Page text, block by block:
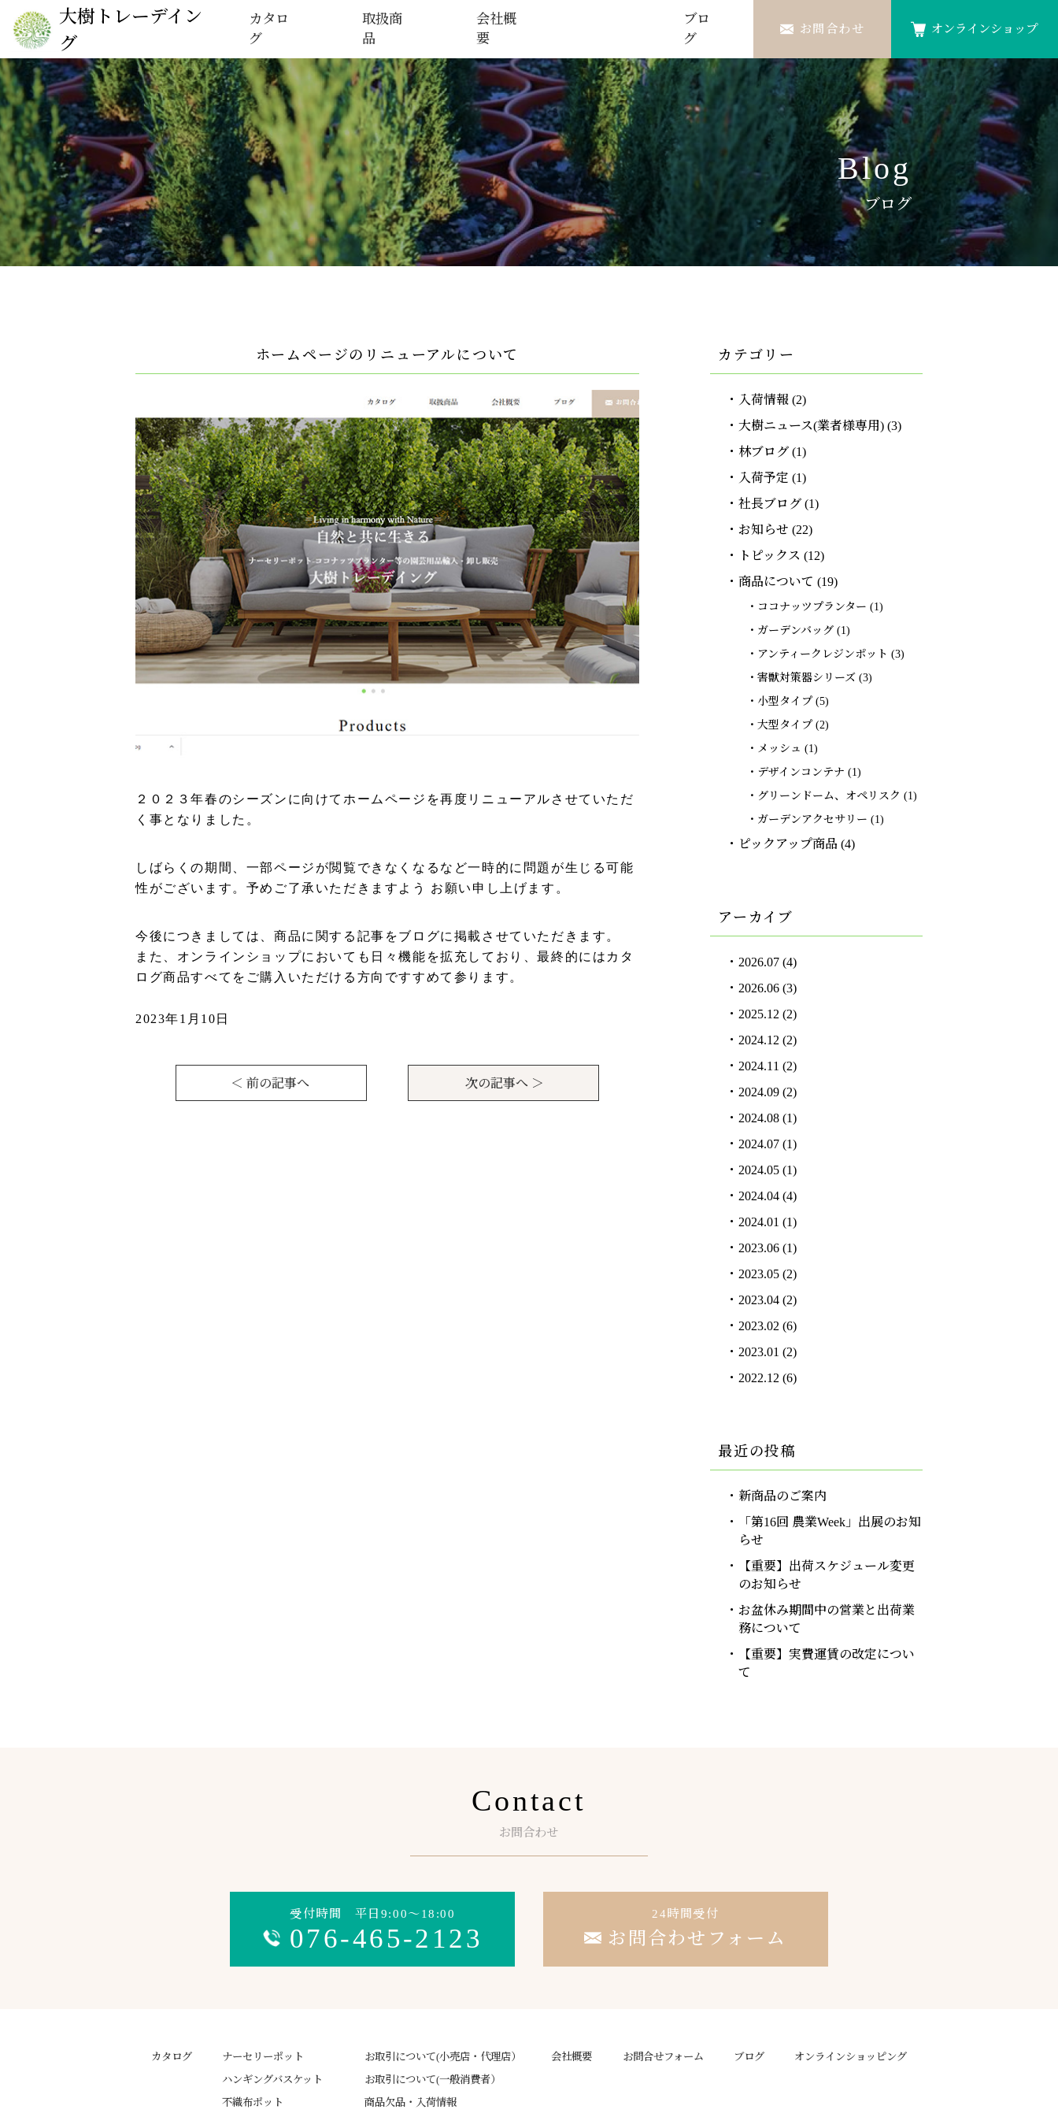
大樹トレーデイン
グ
カタロ
グ
取扱商
品
会社概
要
ブロ
グ
お問合わせ オンラインショップ
Blog
ブログ
ホームページのリニューアルについて
２０２３年春のシーズンに向けてホームページを再度リニューアルさせていただ
く事となりました。
しばらくの期間、一部ページが閲覧できなくなるなど一時的に問題が生じる可能
性がございます。予めご了承いただきますよう お願い申し上げます。
今後につきましては、商品に関する記事をブログに掲載させていただきます。
また、オンラインショップにおいても日々機能を拡充しており、最終的にはカタ
ログ商品すべてをご購入いただける方向ですすめて参ります。
2023年1月10日
＜ 前の記事へ 次の記事へ ＞
カテゴリー
入荷情報 (2)
大樹ニュース(業者様専用) (3)
林ブログ (1)
入荷予定 (1)
社長ブログ (1)
お知らせ (22)
トピックス (12)
商品について (19)
ココナッツプランター (1)
ガーデンバッグ (1)
アンティークレジンポット (3)
害獣対策器シリーズ (3)
小型タイプ (5)
大型タイプ (2)
メッシュ (1)
デザインコンテナ (1)
グリーンドーム、オペリスク (1)
ガーデンアクセサリー (1)
ピックアップ商品 (4)
アーカイブ
2026.07 (4)
2026.06 (3)
2025.12 (2)
2024.12 (2)
2024.11 (2)
2024.09 (2)
2024.08 (1)
2024.07 (1)
2024.05 (1)
2024.04 (4)
2024.01 (1)
2023.06 (1)
2023.05 (2)
2023.04 (2)
2023.02 (6)
2023.01 (2)
2022.12 (6)
最近の投稿
新商品のご案内
「第16回 農業Week」出展のお知
らせ
【重要】出荷スケジュール変更
のお知らせ
お盆休み期間中の営業と出荷業
務について
【重要】実費運賃の改定につい
て
Contact
お問合わせ
受付時間 平日9:00～18:00
076-465-2123
24時間受付
お問合わせ フォーム
カタログ
ナーセリーポット
ハンギングバスケット
不織布ポット
お取引について(小売店・代理店）
お取引について(一般消費者）
商品欠品・入荷情報
会社概要 お問合せフォーム ブログ オンラインショッピング